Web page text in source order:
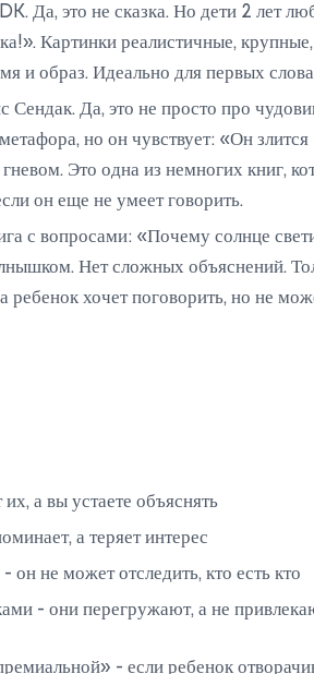
Да, это не сказка. Но дети 2 лет
Картинки реалистичные,
и образ. Идеально для первых
Сендак. Да, это не просто про
но он чувствует: «Он злится
Это одна из немногих книг,
он еще не умеет говорить.
с вопросами: «Почему солнце
Нет сложных объяснений.
ребенок хочет поговорить, но не
а вы устаете объяснять
а теряет интерес
не может отследить, кто есть кто
- они перегружают, а не
- если ребенок